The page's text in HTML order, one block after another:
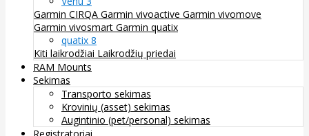
Garmin CIRQA Garmin vivoactive Garmin vivomove
Garmin vivosmart Garmin quatix
quatix 8
Kiti laikrodžiai Laikrodžių priedai
RAM Mounts
Sekimas
Transporto sekimas
Krovinių (asset) sekimas
Augintinio (pet/personal) sekimas
Registratoriai